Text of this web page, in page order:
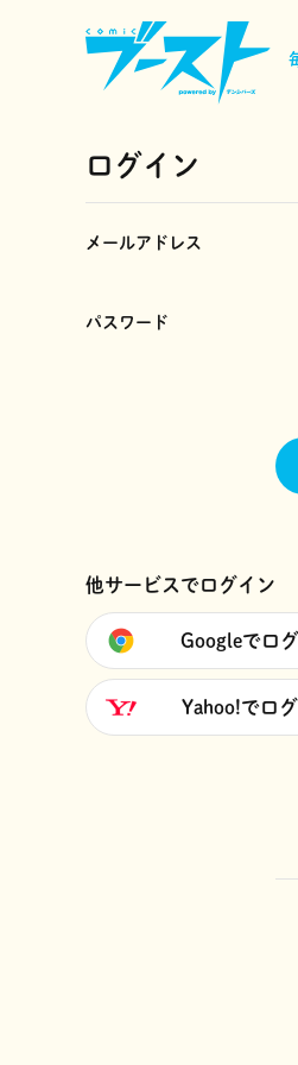
ログイン
メールアドレス
パスワード
他サービスでログイン
Googleでロ
Yahoo!でロ